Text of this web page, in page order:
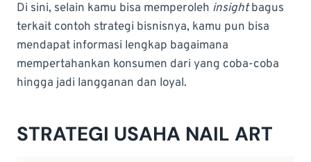
Di sini, selain kamu bisa memperoleh insightbagus
terkait contoh strategi bisnisnya, kamu pun bisa
mendapat informasi lengkap bagaimana
mempertahankan konsumen dari yang coba-coba
hingga jadi langganan dan loyal.
STRATEGI USAHA NAIL ART